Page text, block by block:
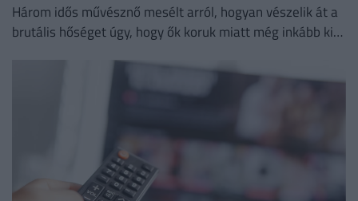
Három idős művésznő mesélt arról, hogyan vészelik át a
brutális hőséget úgy, hogy ők koruk miatt még inkább ki